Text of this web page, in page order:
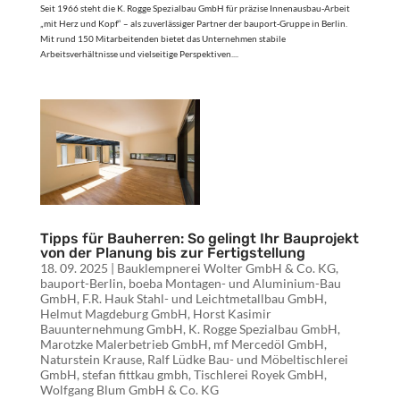
Seit 1966 steht die K. Rogge Spezialbau GmbH für präzise Innenausbau-Arbeit
„mit Herz und Kopf“ – als zuverlässiger Partner der bauport‑Gruppe in Berlin.
Mit rund 150 Mitarbeitenden bietet das Unternehmen stabile
Arbeitsverhältnisse und vielseitige Perspektiven....
Tipps für Bauherren: So gelingt Ihr Bauprojekt
von der Planung bis zur Fertigstellung
18. 09. 2025 | Bauklempnerei Wolter GmbH & Co. KG,
bauport-Berlin, boeba Montagen- und Aluminium-Bau
GmbH, F.R. Hauk Stahl- und Leichtmetallbau GmbH,
Helmut Magdeburg GmbH, Horst Kasimir
Bauunternehmung GmbH, K. Rogge Spezialbau GmbH,
Marotzke Malerbetrieb GmbH, mf Mercedöl GmbH,
Naturstein Krause, Ralf Lüdke Bau- und Möbeltischlerei
GmbH, stefan fittkau gmbh, Tischlerei Royek GmbH,
Wolfgang Blum GmbH & Co. KG